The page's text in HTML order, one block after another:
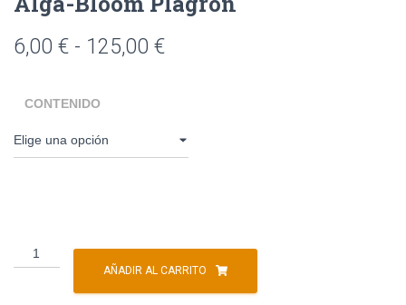
6,00 € - 125,00 €
CONTENIDO
AÑADIR AL CARRITO